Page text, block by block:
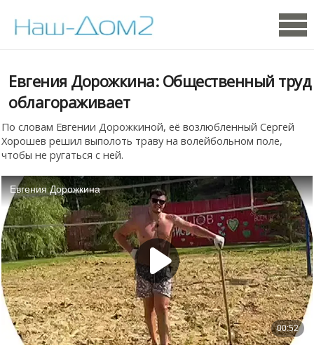
Евгения Дорожкина: Общественный труд
облагораживает
По словам Евгении Дорожкиной, её возлюбленный Сергей
Хорошев решил выполоть траву на волейбольном поле,
чтобы не ругаться с ней.